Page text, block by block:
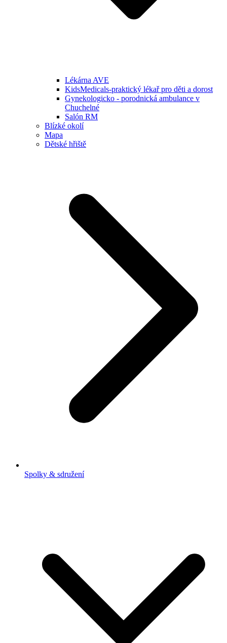
Lékárna AVE
KidsMedicals-praktický lékař pro děti a dorost
Gynekologicko - porodnická ambulance v
Chuchelné
Salón RM
Blízké okolí
Mapa
Dětské hřiště
Spolky & sdružení